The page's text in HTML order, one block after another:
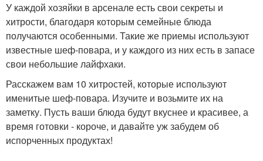
У каждой хозяйки в арсенале есть свои секреты и
хитрости, благодаря которым семейные блюда
получаются особенными. Такие же приемы используют
известные шеф-повара, и у каждого из них есть в запасе
свои небольшие лайфхаки.
Расскажем вам 10 хитростей, которые используют
именитые шеф-повара. Изучите и возьмите их на
заметку. Пусть ваши блюда будут вкуснее и красивее, а
время готовки - короче, и давайте уж забудем об
испорченных продуктах!